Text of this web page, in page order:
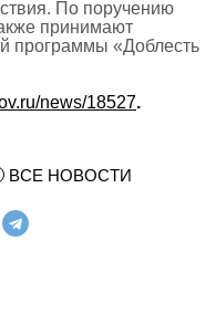
По поручению
принимают
программы «Доблесть
news/18527.
ВСЕ НОВОСТИ